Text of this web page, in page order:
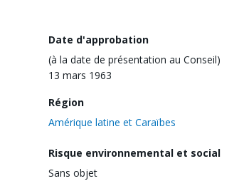
Date d'approbation
(à la date de présentation au Conseil)
13 mars 1963
Région
Amérique latine et Caraïbes
Risque environnemental et social
Sans objet